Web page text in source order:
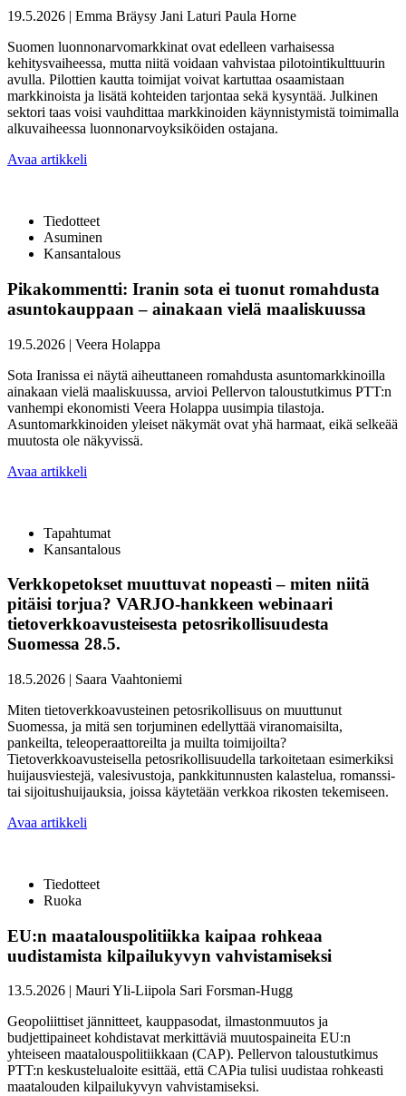
19.5.2026 | Emma Bräysy Jani Laturi Paula Horne
Suomen luonnonarvomarkkinat ovat edelleen varhaisessa
kehitysvaiheessa, mutta niitä voidaan vahvistaa pilotointikulttuurin
avulla. Pilottien kautta toimijat voivat kartuttaa osaamistaan
markkinoista ja lisätä kohteiden tarjontaa sekä kysyntää. Julkinen
sektori taas voisi vauhdittaa markkinoiden käynnistymistä toimimalla
alkuvaiheessa luonnonarvoyksiköiden ostajana.
Avaa artikkeli
Tiedotteet
Asuminen
Kansantalous
Pikakommentti: Iranin sota ei tuonut romahdusta
asuntokauppaan – ainakaan vielä maaliskuussa
19.5.2026 | Veera Holappa
Sota Iranissa ei näytä aiheuttaneen romahdusta asuntomarkkinoilla
ainakaan vielä maaliskuussa, arvioi Pellervon taloustutkimus PTT:n
vanhempi ekonomisti Veera Holappa uusimpia tilastoja.
Asuntomarkkinoiden yleiset näkymät ovat yhä harmaat, eikä selkeää
muutosta ole näkyvissä.
Avaa artikkeli
Tapahtumat
Kansantalous
Verkkopetokset muuttuvat nopeasti – miten niitä
pitäisi torjua? VARJO-hankkeen webinaari
tietoverkkoavusteisesta petosrikollisuudesta
Suomessa 28.5.
18.5.2026 | Saara Vaahtoniemi
Miten tietoverkkoavusteinen petosrikollisuus on muuttunut
Suomessa, ja mitä sen torjuminen edellyttää viranomaisilta,
pankeilta, teleoperaattoreilta ja muilta toimijoilta?
Tietoverkkoavusteisella petosrikollisuudella tarkoitetaan esimerkiksi
huijausviestejä, valesivustoja, pankkitunnusten kalastelua, romanssi-
tai sijoitushuijauksia, joissa käytetään verkkoa rikosten tekemiseen.
Avaa artikkeli
Tiedotteet
Ruoka
EU:n maatalouspolitiikka kaipaa rohkeaa
uudistamista kilpailukyvyn vahvistamiseksi
13.5.2026 | Mauri Yli-Liipola Sari Forsman-Hugg
Geopoliittiset jännitteet, kauppasodat, ilmastonmuutos ja
budjettipaineet kohdistavat merkittäviä muutospaineita EU:n
yhteiseen maatalouspolitiikkaan (CAP). Pellervon taloustutkimus
PTT:n keskustelualoite esittää, että CAPia tulisi uudistaa rohkeasti
maatalouden kilpailukyvyn vahvistamiseksi.